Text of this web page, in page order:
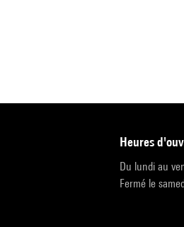
heures
Du lundi au
Fermé le